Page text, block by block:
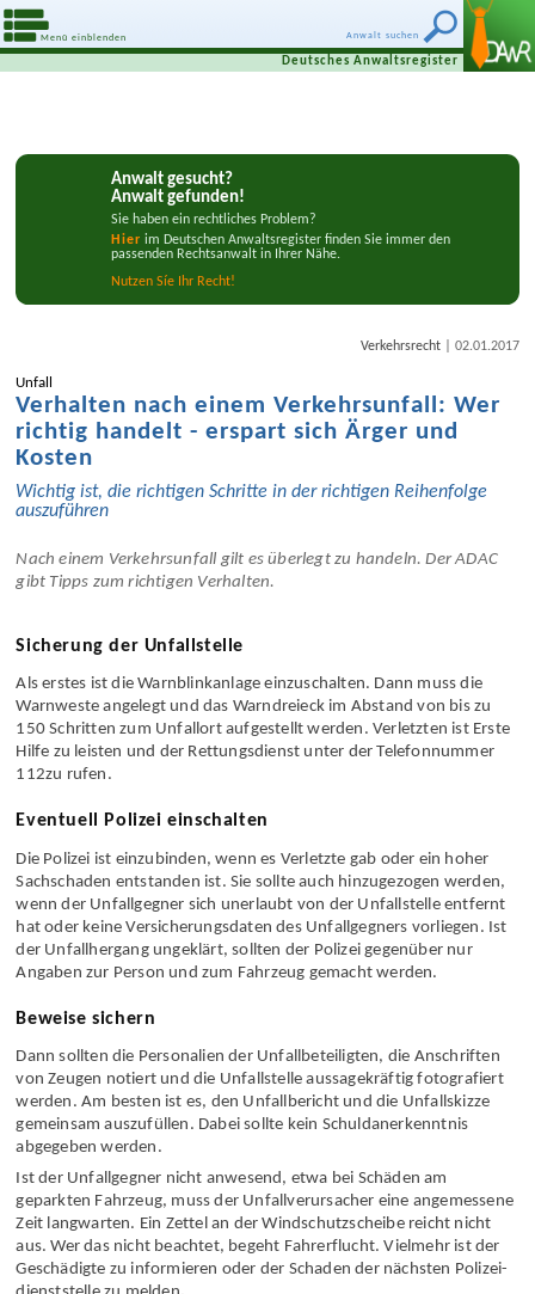
Anwalt suchen
Menü einblenden
Deutsches Anwaltsregister
Anwalt gesucht?
Anwalt gefunden!
Sie haben ein rechtliches Problem?
Hier im Deutschen Anwaltsregister finden Sie immer den
passenden Rechtsanwalt in Ihrer Nähe.
Nutzen Síe Ihr Recht!
Unfall
Verhalten nach einem Verkehrsunfall: Wer
richtig handelt - erspart sich Ärger und
Kosten
Wichtig ist, die richtigen Schritte in der richtigen Reihenfolge
Nach einem Verkehrs­unfall gilt es überlegt zu handeln. Der ADAC
Sicherung der Unfallstelle
Als erstes ist die Warnblink­anlage einzuschalten. Dann muss die
Warnweste angelegt und das Warndreieck im Abstand von bis zu
150 Schritten zum Unfallort aufgestellt werden. Verletzten ist Erste
Hilfe zu leisten und der Rettungs­dienst unter der Telefon­nummer
Die Polizei ist einzubinden, wenn es Verletzte gab oder ein hoher
Sachschaden entstanden ist. Sie sollte auch hinzu­gezogen werden,
wenn der Unfall­gegner sich unerlaubt von der Unfall­stelle entfernt
hat oder keine Versicherungs­daten des Unfall­gegners vorliegen. Ist
der Unfall­hergang ungeklärt, sollten der Polizei gegenüber nur
Dann sollten die Personalien der Unfall­beteiligten, die Anschriften
von Zeugen notiert und die Unfall­stelle aussagekräftig fotografiert
werden. Am besten ist es, den Unfall­bericht und die Unfall­skizze
gemeinsam auszufüllen. Dabei sollte kein Schuldaner­kenntnis
Ist der Unfall­gegner nicht anwesend, etwa bei Schäden am
geparkten Fahrzeug, muss der Unfall­verursacher eine angemessene
Zeit langwarten. Ein Zettel an der Wind­schutz­scheibe reicht nicht
aus. Wer das nicht beachtet, begeht Fahrer­flucht. Vielmehr ist der
Geschädigte zu informieren oder der Schaden der nächsten Polizei­